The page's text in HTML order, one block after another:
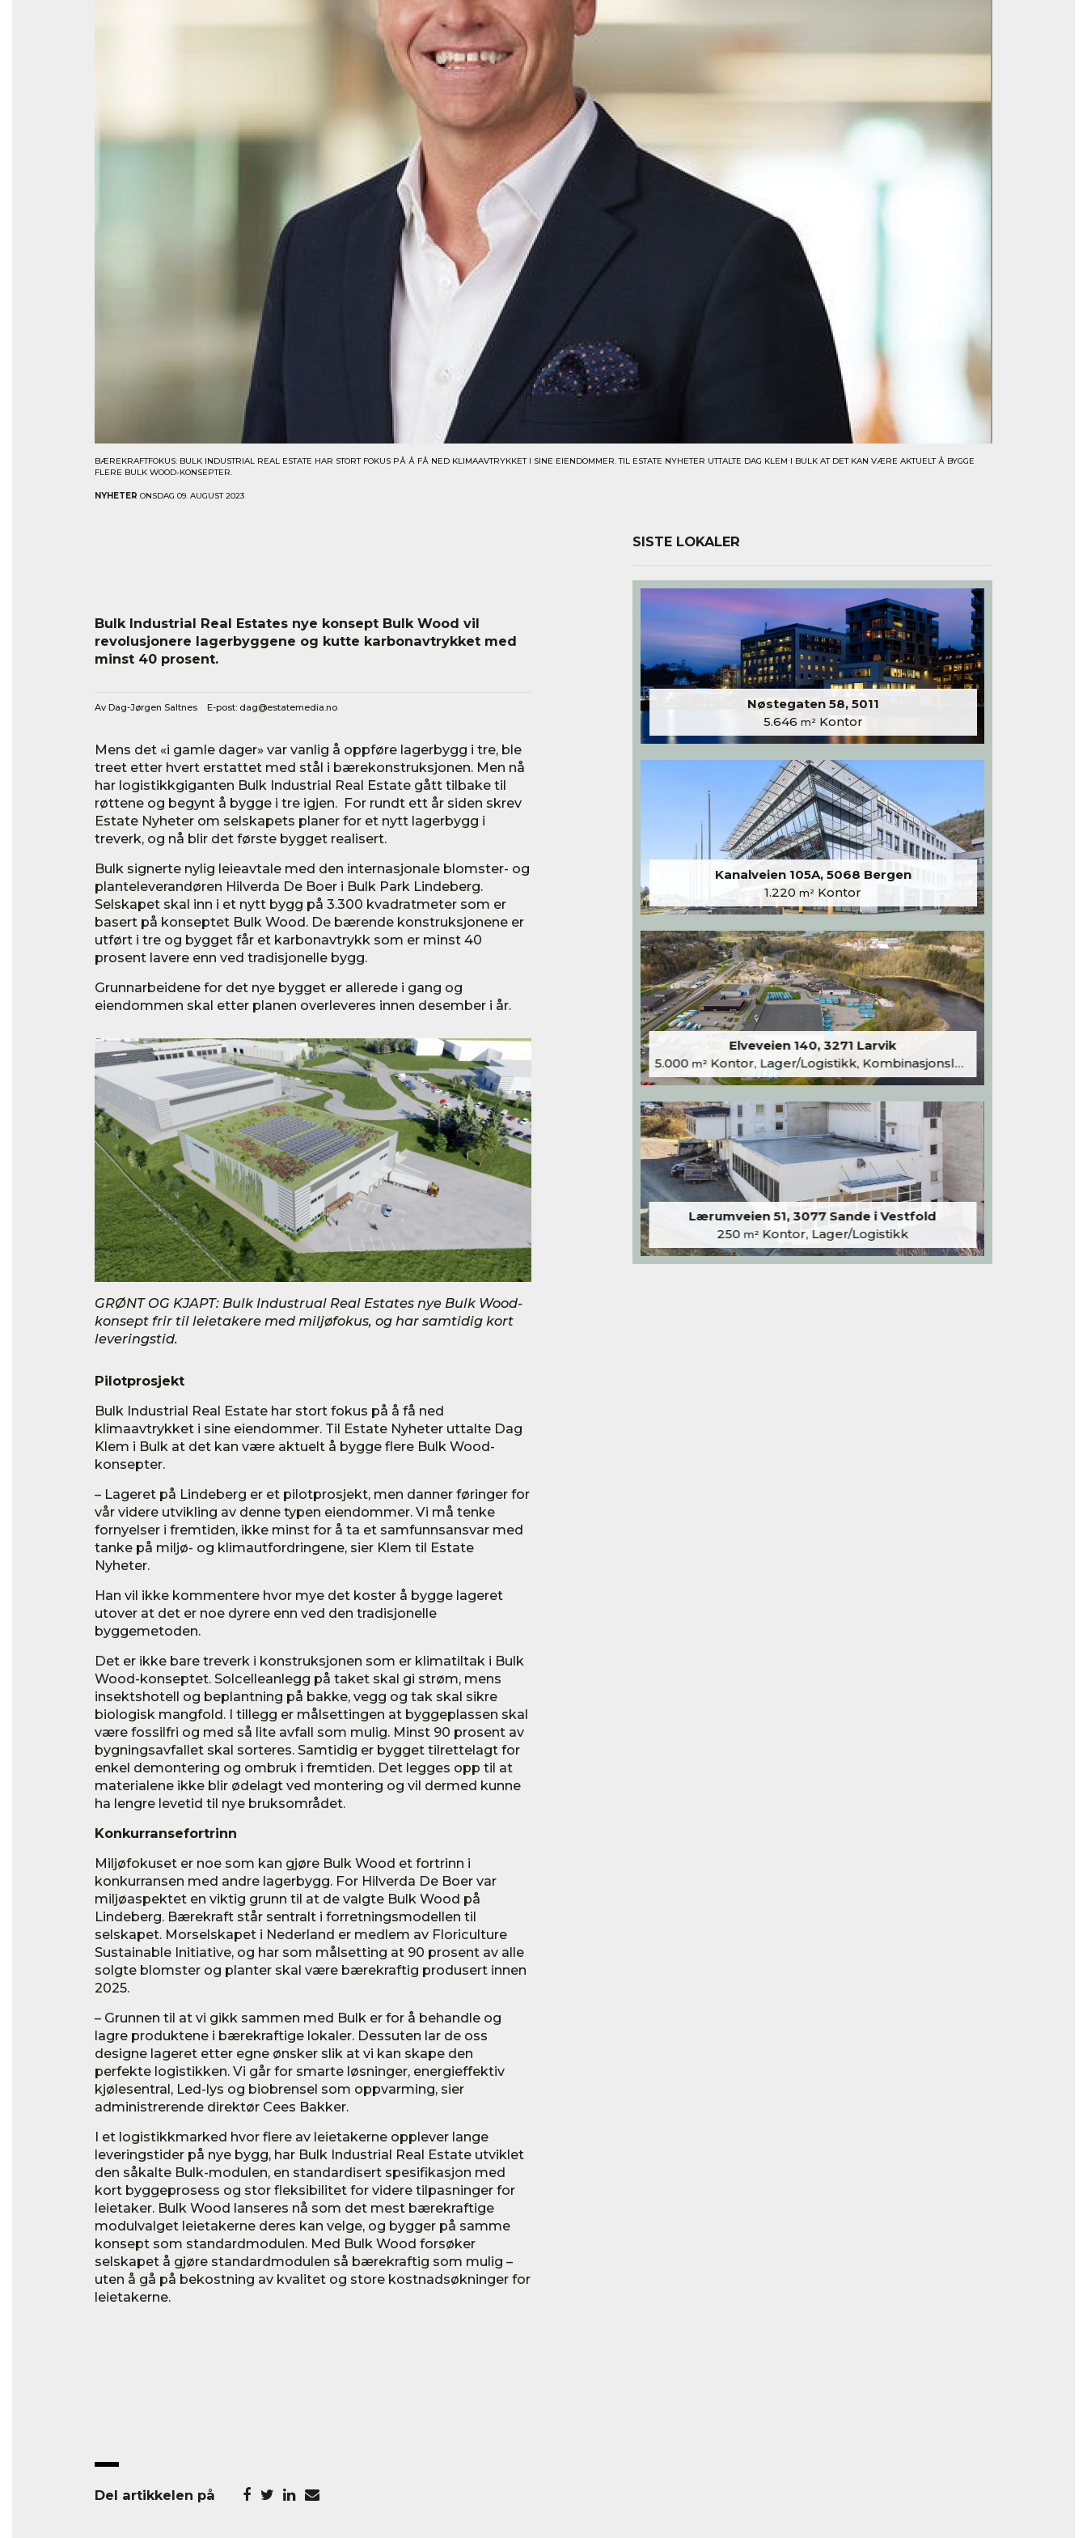
BÆREKRAFTFOKUS: BULK INDUSTRIAL REAL ESTATE HAR STORT FOKUS PÅ Å FÅ NED KLIMAAVTRYKKET I SINE EIENDOMMER. TIL ESTATE NYHETER UTTALTE DAG KLEM I BULK AT DET KAN VÆRE AKTUELT Å BYGGE
FLERE BULK WOOD-KONSEPTER.
NYHETER ONSDAG 09. AUGUST 2023
Bulk Industrial Real Estates nye konsept Bulk Wood vil
revolusjonere lagerbyggene og kutte karbonavtrykket med
minst 40 prosent.
Av Dag-Jørgen Saltnes E-post: dag@estatemedia.no
Mens det «i gamle dager» var vanlig å oppføre lagerbygg i tre, ble
treet etter hvert erstattet med stål i bærekonstruksjonen. Men nå
har logistikkgiganten Bulk Industrial Real Estate gått tilbake til
røttene og begynt å bygge i tre igjen. For rundt ett år siden skrev
Estate Nyheter om selskapets planer for et nytt lagerbygg i
treverk, og nå blir det første bygget realisert.
Bulk signerte nylig leieavtale med den internasjonale blomster- og
planteleverandøren Hilverda De Boer i Bulk Park Lindeberg.
Selskapet skal inn i et nytt bygg på 3.300 kvadratmeter som er
basert på konseptet Bulk Wood. De bærende konstruksjonene er
utført i tre og bygget får et karbonavtrykk som er minst 40
prosent lavere enn ved tradisjonelle bygg.
Grunnarbeidene for det nye bygget er allerede i gang og
eiendommen skal etter planen overleveres innen desember i år.
GRØNT OG KJAPT: Bulk Industrual Real Estates nye Bulk Wood-
konsept frir til leietakere med miljøfokus, og har samtidig kort
leveringstid.
Pilotprosjekt
Bulk Industrial Real Estate har stort fokus på å få ned
klimaavtrykket i sine eiendommer. Til Estate Nyheter uttalte Dag
Klem i Bulk at det kan være aktuelt å bygge flere Bulk Wood-
konsepter.
– Lageret på Lindeberg er et pilotprosjekt, men danner føringer for
vår videre utvikling av denne typen eiendommer. Vi må tenke
fornyelser i fremtiden, ikke minst for å ta et samfunnsansvar med
tanke på miljø- og klimautfordringene, sier Klem til Estate
Nyheter.
Han vil ikke kommentere hvor mye det koster å bygge lageret
utover at det er noe dyrere enn ved den tradisjonelle
byggemetoden.
Det er ikke bare treverk i konstruksjonen som er klimatiltak i Bulk
Wood-konseptet. Solcelleanlegg på taket skal gi strøm, mens
insektshotell og beplantning på bakke, vegg og tak skal sikre
biologisk mangfold. I tillegg er målsettingen at byggeplassen skal
være fossilfri og med så lite avfall som mulig. Minst 90 prosent av
bygningsavfallet skal sorteres. Samtidig er bygget tilrettelagt for
enkel demontering og ombruk i fremtiden. Det legges opp til at
materialene ikke blir ødelagt ved montering og vil dermed kunne
ha lengre levetid til nye bruksområdet.
Konkurransefortrinn
Miljøfokuset er noe som kan gjøre Bulk Wood et fortrinn i
konkurransen med andre lagerbygg. For Hilverda De Boer var
miljøaspektet en viktig grunn til at de valgte Bulk Wood på
Lindeberg. Bærekraft står sentralt i forretningsmodellen til
selskapet. Morselskapet i Nederland er medlem av Floriculture
Sustainable Initiative, og har som målsetting at 90 prosent av alle
solgte blomster og planter skal være bærekraftig produsert innen
2025.
– Grunnen til at vi gikk sammen med Bulk er for å behandle og
lagre produktene i bærekraftige lokaler. Dessuten lar de oss
designe lageret etter egne ønsker slik at vi kan skape den
perfekte logistikken. Vi går for smarte løsninger, energieffektiv
kjølesentral, Led-lys og biobrensel som oppvarming, sier
administrerende direktør Cees Bakker.
I et logistikkmarked hvor flere av leietakerne opplever lange
leveringstider på nye bygg, har Bulk Industrial Real Estate utviklet
den såkalte Bulk-modulen, en standardisert spesifikasjon med
kort byggeprosess og stor fleksibilitet for videre tilpasninger for
leietaker. Bulk Wood lanseres nå som det mest bærekraftige
modulvalget leietakerne deres kan velge, og bygger på samme
konsept som standardmodulen. Med Bulk Wood forsøker
selskapet å gjøre standardmodulen så bærekraftig som mulig –
uten å gå på bekostning av kvalitet og store kostnadsøkninger for
leietakerne.
Del artikkelen på
SISTE LOKALER
Nøstegaten 58, 5011
5.646 m²Kontor
Kanalveien 105A, 5068 Bergen
1.220 m²Kontor
Elveveien 140, 3271 Larvik
5.000m²Kontor, Lager/Logistikk, Kombinasjonslokaler
Lærumveien 51, 3077 Sande i Vestfold
250 m² Kontor, Lager/Logistikk